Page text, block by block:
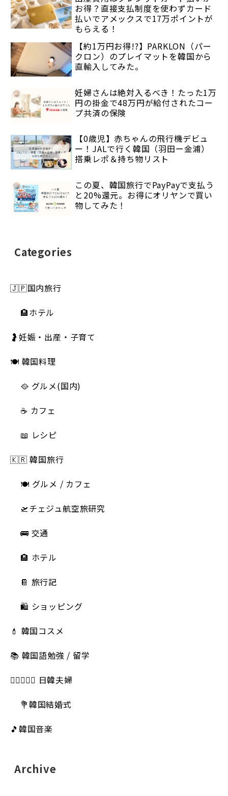
お得？直接支払制度を使わずカード
払いでアメックスで17万ポイントが
もらえる！
【約1万円お得!?】PARKLON（パー
クロン）のプレイマットを韓国から
直輸入してみた。
妊婦さんは絶対入るべき！たった1万
円の掛金で48万円が給付されたコー
プ共済の保険
【0歳児】赤ちゃんの飛行機デビュ
ー！JALで行く韓国（羽田ー金浦）
搭乗レポ＆持ち物リスト
この夏、韓国旅行でPayPayで支払う
と20%還元。お得にオリヤンで買い
物してみた！
Categories
🇯🇵国内旅行
🏨ホテル
🤰妊娠・出産・子育て
🍽 韓国料理
🥘 グルメ(国内)
☕️ カフェ
📖 レシピ
🇰🇷 韓国旅行
🍽 グルメ / カフェ
🛫チェジュ航空旅研究
🚌 交通
🏨 ホテル
📔 旅行記
🛍️ ショッピング
💄 韓国コスメ
📚 韓国語勉強 / 留学
👩🏻‍❤️‍👨🏻 日韓夫婦
💐韓国結婚式
🎵韓国音楽
Archive